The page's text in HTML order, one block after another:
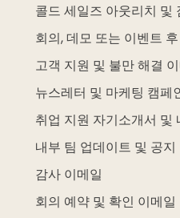
콜드 세일즈 아웃리치 및
회의, 데모 또는 이벤트
고객 지원 및 불만 해결
뉴스레터 및 마케팅 캠페
취업 지원 자기소개서 및
내부 팀 업데이트 및 공지
감사 이메일
회의 예약 및 확인 이메일